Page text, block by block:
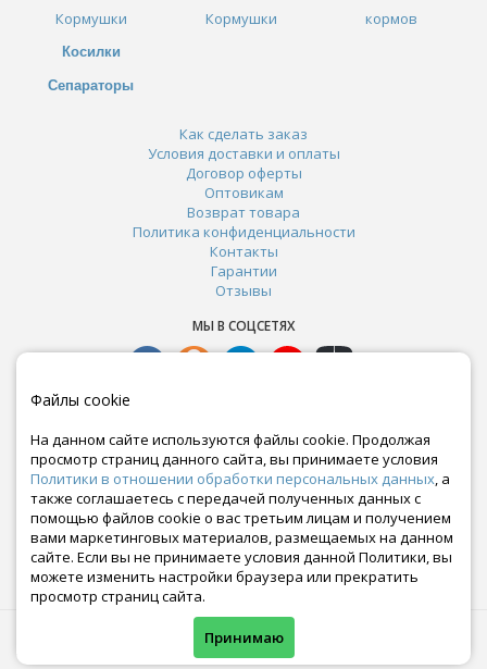
Кормушки
Косилки
Сепараторы
Кормушки
кормов
Как сделать заказ
Условия доставки и оплаты
Договор оферты
Оптовикам
Возврат товара
Политика конфиденциальности
Контакты
Гарантии
Отзывы
МЫ В СОЦСЕТЯХ
Почта:
crazy-ferma@yandex.ru
© Все права защищены. Информация сайта защищена законом об авторских правах.
Файлы cookie
На данном сайте используются файлы cookie. Продолжая
просмотр страниц данного сайта, вы принимаете условия
Политики в отношении обработки персональных данных, а
также соглашаетесь с передачей полученных данных с
помощью файлов cookie о вас третьим лицам и получением
вами маркетинговых материалов, размещаемых на данном
сайте. Если вы не принимаете условия данной Политики, вы
можете изменить настройки браузера или прекратить
просмотр страниц сайта.
Принимаю